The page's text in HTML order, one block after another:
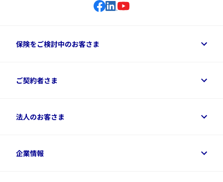
保険をご検討中のお客さま
保険をご検討中のお客さまトップ
資料請求
変額保険各種情報
ご契約者さま
ご契約者さまトップ
デジタル約款
法人のお客さま
法人のお客さまトップ
企業情報